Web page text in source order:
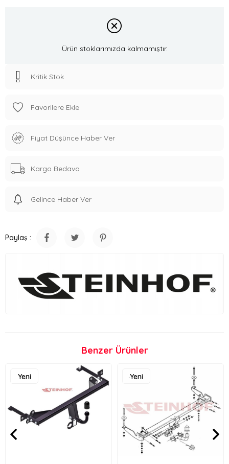
Ürün stoklarımızda kalmamıştır.
Kritik Stok
Favorilere Ekle
Fiyat Düşünce Haber Ver
Kargo Bedava
Gelince Haber Ver
Paylaş :
Benzer Ürünler
Yeni
Yeni